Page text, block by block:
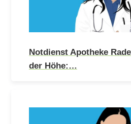
Notdienst Apotheke
der Höhe:…